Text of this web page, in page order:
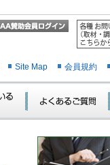
Site Map 会員規約